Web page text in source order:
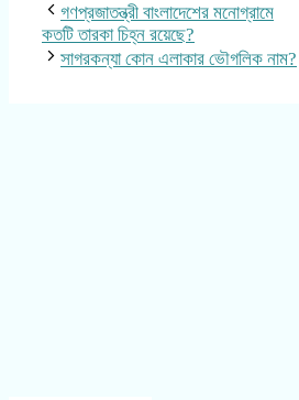
গণপ্রজাতন্ত্রী বাংলাদেশের মনোগ্রামে
কতটি তারকা চিহ্ন রয়েছে?
সাগরকন্যা কোন এলাকার ভৌগলিক নাম?